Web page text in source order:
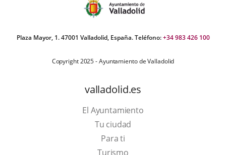
Plaza Mayor, 1. 47001 Valladolid, España. Teléfono:+34 983 426 100
Copyright 2025 - Ayuntamiento de Valladolid
valladolid.es
El Ayuntamiento
Tu ciudad
Para ti
TurismoThis